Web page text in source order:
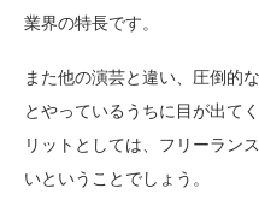
業界の特長です。
また他の演芸と違い、圧倒的
とやっているうちに目が出て
リットとしては、フリーラン
いということでしょう。